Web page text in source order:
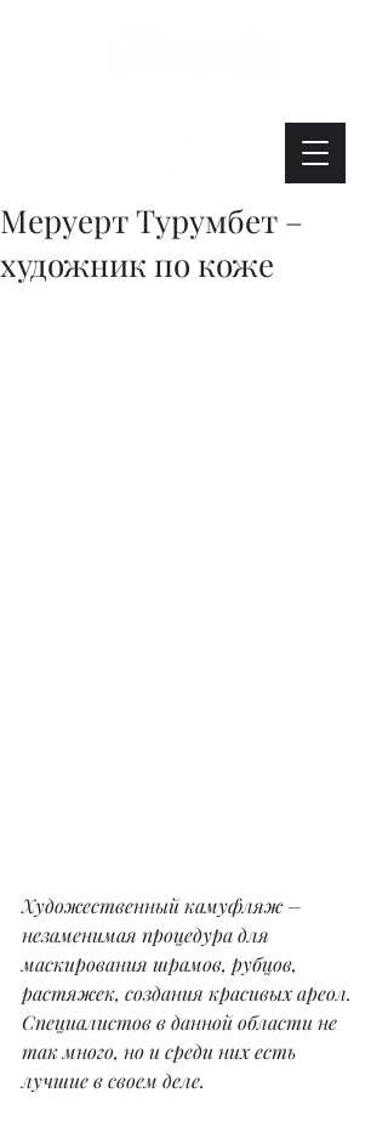
Меруерт Турумбет –
художник по коже
Художественный камуфляж –
незаменимая процедура для
маскирования шрамов, рубцов,
растяжек, создания красивых ареол.
Специалистов в данной области не
так много, но и среди них есть
лучшие в своем деле.